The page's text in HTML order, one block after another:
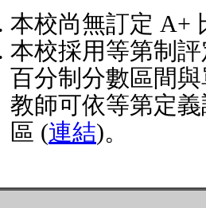
本校尚無訂定 A+
本校採用等第制
百分制分數區間
教師可依等第定
區 (連結)。